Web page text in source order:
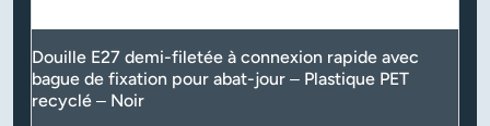
Douille E27 demi-filetée à connexion rapide avec
bague de fixation pour abat-jour – Plastique PET
recyclé – Noir